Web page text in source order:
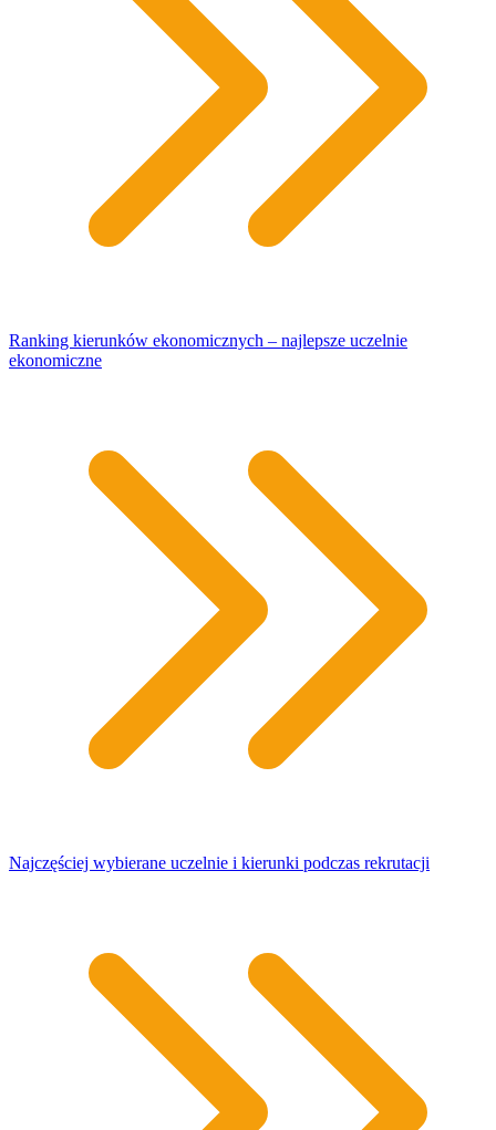
Ranking kierunków ekonomicznych – najlepsze uczelnie
ekonomiczne
Najczęściej wybierane uczelnie i kierunki podczas rekrutacji